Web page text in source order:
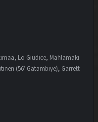
Lo Giudice, Mahlamäki
(56′ Gatambiye), Garrett